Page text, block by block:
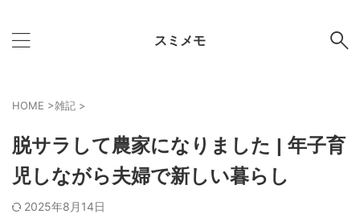
スミメモ
HOME >雑記 >
脱サラして農家になりました | 年子育
児しながら夫婦で新しい暮らし
2025年8月14日